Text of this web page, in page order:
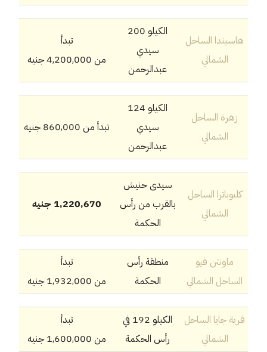
هاسيندا الساحل
الشمالي
الكيلو 200
سيدي
عبدالرحمن
تبدأ
من 4,200,000جنيه
زهرة الساحل
الشمالي
الكيلو 124
سيدي
عبدالرحمن
تبدأ من 860,000جنيه
كليوباترا الساحل
الشمالي
سيدى حنيش
بالقرب من رأس
الحكمة
1,220,670 جنيه
ماونتن فيو
الساحل الشمالي
منطقة رأس
الحكمة
تبدأ
من 1,932,000جنيه
قرية جايا الساحل
الشمالي
الكيلو 192 في
رأس الحكمة
تبدأ
من 1,600,000جنيه